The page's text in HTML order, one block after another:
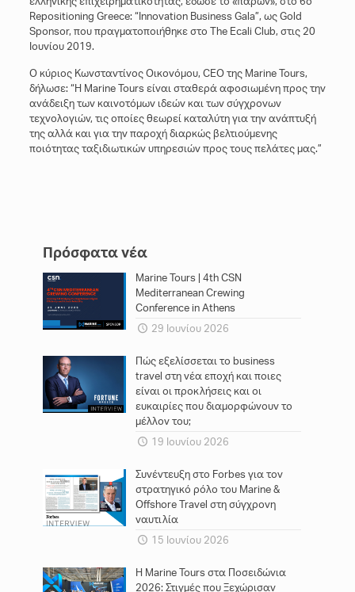
Repositioning Greece: “Innovation Business Gala”, ως Gold
Sponsor, που πραγματοποιήθηκε στο The Ecali Club, στις 20
Ιουνίου 2019.
Ο κύριος Κωνσταντίνος Οικονόμου, CEO της Marine Tours,
δήλωσε: “Η Marine Tours είναι σταθερά αφοσιωμένη προς την
ανάδειξη των καινοτόμων ιδεών και των σύγχρονων
τεχνολογιών, τις οποίες θεωρεί καταλύτη για την ανάπτυξή
της αλλά και για την παροχή διαρκώς βελτιούμενης
ποιότητας ταξιδιωτικών υπηρεσιών προς τους πελάτες μας.”
Πρόσφατα νέα
Marine Tours | 4th CSN
Mediterranean Crewing
Conference in Athens
29 Ιουνίου 2026
Πώς εξελίσσεται το business
travel στη νέα εποχή και ποιες
είναι οι προκλήσεις και οι
ευκαιρίες που διαμορφώνουν το
μέλλον του;
19 Ιουνίου 2026
Συνέντευξη στο Forbes για τον
στρατηγικό ρόλο του Marine &
Offshore Travel στη σύγχρονη
ναυτιλία
15 Ιουνίου 2026
Η Marine Tours στα Ποσειδώνια
2026: Στιγμές που Ξεχώρισαν